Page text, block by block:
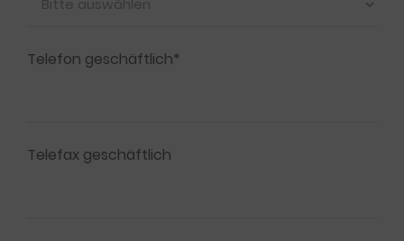
Telefon geschäftlich*
Telefax geschäftlich